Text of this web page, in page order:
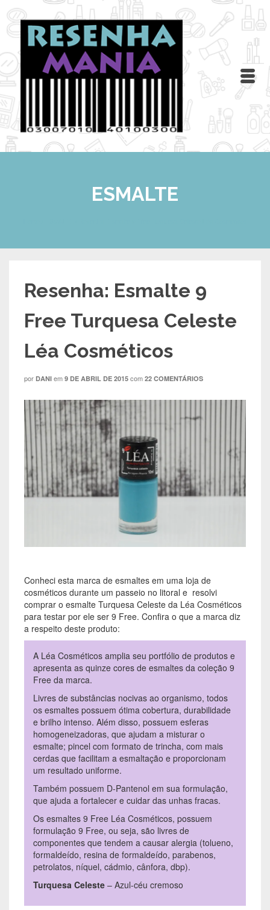
ESMALTE
Resenha: Esmalte 9
Free Turquesa Celeste
Léa Cosméticos
por DANI em 9 DE ABRIL DE 2015 com 22 COMENTÁRIOS
Conheci esta marca de esmaltes em uma loja de
cosméticos durante um passeio no litoral e resolvi
comprar o esmalte Turquesa Celeste da Léa Cosméticos
para testar por ele ser 9 Free. Confira o que a marca diz
a respeito deste produto:
A Léa Cosméticos amplia seu portfólio de produtos e
apresenta as quinze cores de esmaltes da coleção 9
Free da marca.
Livres de substâncias nocivas ao organismo, todos
os esmaltes possuem ótima cobertura, durabilidade
e brilho intenso. Além disso, possuem esferas
homogeneizadoras, que ajudam a misturar o
esmalte; pincel com formato de trincha, com mais
cerdas que facilitam a esmaltação e proporcionam
um resultado uniforme.
Também possuem D-Pantenol em sua formulação,
que ajuda a fortalecer e cuidar das unhas fracas.
Os esmaltes 9 Free Léa Cosméticos, possuem
formulação 9 Free, ou seja, são livres de
componentes que tendem a causar alergia (tolueno,
formaldeído, resina de formaldeído, parabenos,
petrolatos, níquel, cádmio, cânfora, dbp).
Turquesa Celeste – Azul-céu cremoso